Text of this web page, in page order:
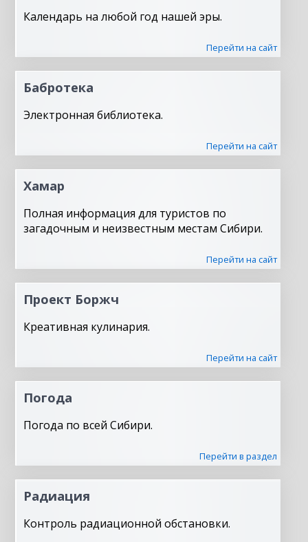
Календарь на любой год нашей эры.
Перейти на сайт
Бабротека
Электронная библиотека.
Перейти на сайт
Хамар
Полная информация для туристов по
загадочным и неизвестным местам Сибири.
Перейти на сайт
Проект Боржч
Креативная кулинария.
Перейти на сайт
Погода
Погода по всей Сибири.
Перейти в раздел
Радиация
Контроль радиационной обстановки.